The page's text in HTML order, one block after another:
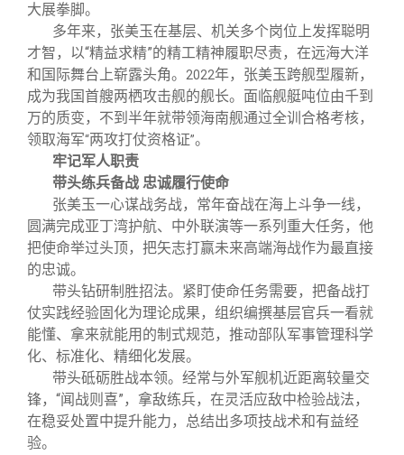
大展拳脚。
多年来，张美玉在基层、机关多个岗位上发挥聪明
才智，以“精益求精”的精工精神履职尽责，在远海大洋
和国际舞台上崭露头角。
2022年，张美玉跨舰型履新，
成为我国首艘两栖攻击舰的舰长。面临舰艇吨位由千到
万的质变，不到半年就带领海南舰通过全训合格考核，
领取海军“两攻打仗资格证”。
牢记军人职责
带头练兵备战 忠诚履行使命
张美玉一心谋战务战，常年奋战在海上斗争一线，
圆满完成亚丁湾护航、中外联演等一系列重大任务，他
把使命举过头顶，把矢志打赢未来高端海战作为最直接
的忠诚。
带头钻研制胜招法。紧盯使命任务需要，把备战打
仗实践经验固化为理论成果，组织编撰基层官兵一看就
能懂、拿来就能用的制式规范，推动部队军事管理科学
化、标准化、精细化发展。
带头砥砺胜战本领。经常与外军舰机近距离较量交
锋，“闻战则喜”，拿敌练兵，在灵活应敌中检验战法，
在稳妥处置中提升能力，总结出多项技战术和有益经
验。